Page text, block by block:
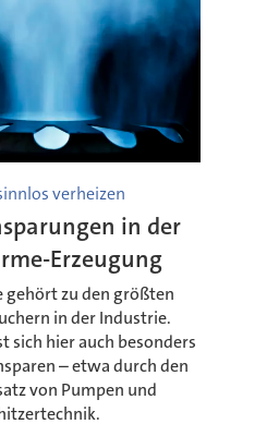
verheizen
in der
Erzeugung
gehört zu den größten
in der Industrie.
sich hier auch besonders
– etwa durch den
von Pumpen und